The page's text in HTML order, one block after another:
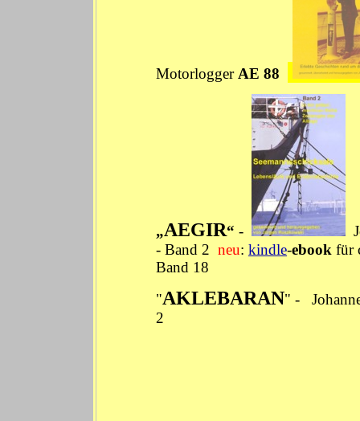
Motorlogger AE 88
„AEGIR“ -
- Band 2 neu: kindle-ebook für
Band 18
"AKLEBARAN" -
2